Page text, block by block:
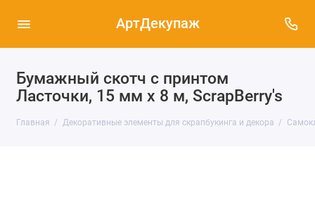
АртДекупаж
Бумажный скотч с принтом
Ласточки, 15 мм х 8 м, ScrapBerry's
Главная Декоративные элементы для скрапбукинга и декора